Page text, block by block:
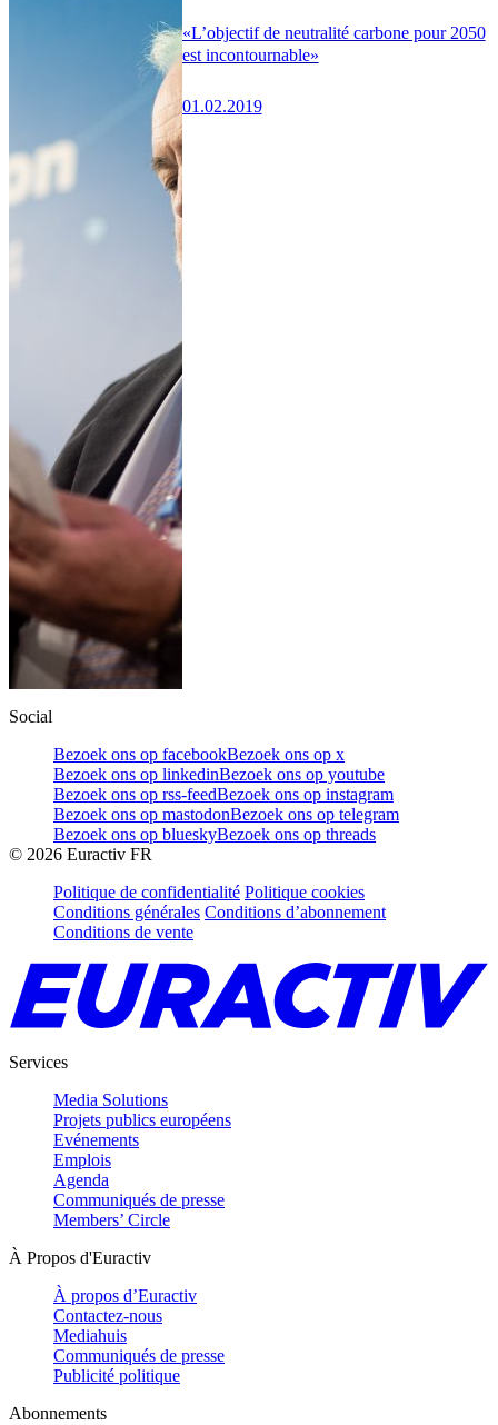
«L’objectif de neutralité carbone pour 2050
est incontournable»
01.02.2019
Social
Bezoek ons op facebookBezoek ons op x
Bezoek ons op linkedinBezoek ons op youtube
Bezoek ons op rss-feedBezoek ons op instagram
Bezoek ons op mastodonBezoek ons op telegram
Bezoek ons op blueskyBezoek ons op threads
© 2026 Euractiv FR
Politique de confidentialité Politique cookies
Conditions générales Conditions d’abonnement
Conditions de vente
Services
Media Solutions
Projets publics européens
Evénements
Emplois
Agenda
Communiqués de presse
Members’ Circle
À Propos d'Euractiv
À propos d’Euractiv
Contactez-nous
Mediahuis
Communiqués de presse
Publicité politique
Abonnements